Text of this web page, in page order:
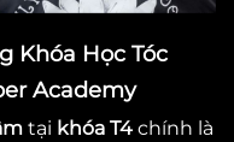
Khóa Học Tóc
Academy
tại khóa T4 chính là